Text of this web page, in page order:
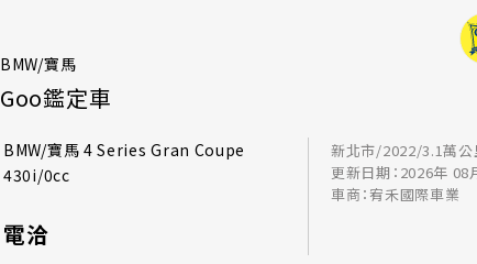
BMW/寶馬
Goo鑑定車
BMW/寶馬 4 Series Gran Coupe
430i/0cc
電洽
新北市/2022/3.1萬公
更新日期：2026年 08
車商：宥禾國際車業